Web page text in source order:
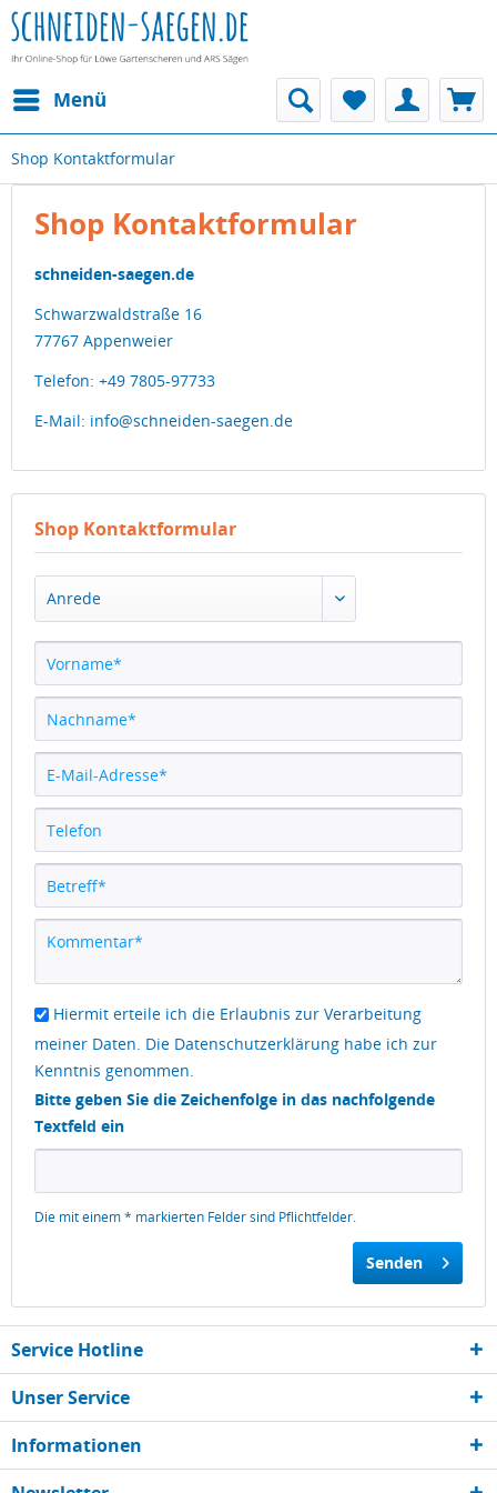
Menü
Shop Kontaktformular
Shop Kontaktformular
schneiden-saegen.de
Schwarzwaldstraße 16
77767 Appenweier
Telefon: +49 7805-97733
E-Mail: info@schneiden-saegen.de
Shop Kontaktformular
Hiermit erteile ich die Erlaubnis zur Verarbeitung
meiner Daten. Die Datenschutzerklärung habe ich zur
Kenntnis genommen.
Bitte geben Sie die Zeichenfolge in das nachfolgende
Textfeld ein
Die mit einem * markierten Felder sind Pflichtfelder.
Senden
Service Hotline
Unser Service
Informationen